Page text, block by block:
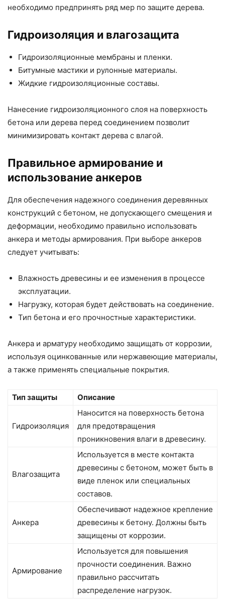
необходимо предпринять ряд мер по защите дерева.
Гидроизоляция и влагозащита
Гидроизоляционные мембраны и пленки.
Битумные мастики и рулонные материалы.
Жидкие гидроизоляционные составы.
Нанесение гидроизоляционного слоя на поверхность
бетона или дерева перед соединением позволит
минимизировать контакт дерева с влагой.
Правильное армирование и
использование анкеров
Для обеспечения надежного соединения деревянных
конструкций с бетоном, не допускающего смещения и
деформации, необходимо правильно использовать
анкера и методы армирования. При выборе анкеров
следует учитывать:
Влажность древесины и ее изменения в процессе
эксплуатации.
Нагрузку, которая будет действовать на соединение.
Тип бетона и его прочностные характеристики.
Анкера и арматуру необходимо защищать от коррозии,
используя оцинкованные или нержавеющие материалы,
а также применять специальные покрытия.
Тип защиты Описание
Гидроизоляция
Наносится на поверхность бетона
для предотвращения
проникновения влаги в древесину.
Влагозащита
Используется в месте контакта
древесины с бетоном, может быть в
виде пленок или специальных
составов.
Анкера
Обеспечивают надежное крепление
древесины к бетону. Должны быть
защищены от коррозии.
Армирование
Используется для повышения
прочности соединения. Важно
правильно рассчитать
распределение нагрузок.